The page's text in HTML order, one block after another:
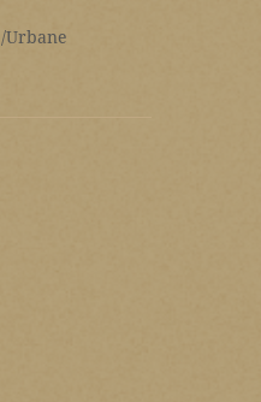
Urbane